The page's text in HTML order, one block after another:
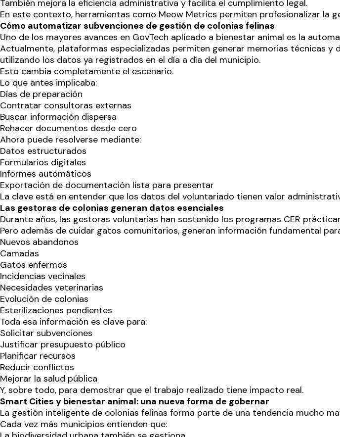
También mejora la eficiencia administrativa y facilita el cumplimiento legal.
En este contexto, herramientas como Meow Metrics permiten profesionalizar la
Cómo automatizar subvenciones de gestión de colonias felinas
Uno de los mayores avances en GovTech aplicado a bienestar animal es la
Actualmente, plataformas especializadas permiten generar memorias técnicas
utilizando los datos ya registrados en el día a día del municipio.
Esto cambia completamente el escenario.
Lo que antes implicaba:
Días de preparación
Contratar consultoras externas
Buscar información dispersa
Rehacer documentos desde cero
Ahora puede resolverse mediante:
Datos estructurados
Formularios digitales
Informes automáticos
Exportación de documentación lista para presentar
La clave está en entender que los datos del voluntariado tienen valor
Las gestoras de colonias generan datos esenciales
Durante años, las gestoras voluntarias han sostenido los programas CER
Pero además de cuidar gatos comunitarios, generan información fundamental
Nuevos abandonos
Camadas
Gatos enfermos
Incidencias vecinales
Necesidades veterinarias
Evolución de colonias
Esterilizaciones pendientes
Toda esa información es clave para:
Solicitar subvenciones
Justificar presupuesto público
Planificar recursos
Reducir conflictos
Mejorar la salud pública
Y, sobre todo, para demostrar que el trabajo realizado tiene impacto real.
Smart Cities y bienestar animal: una nueva forma de gobernar
La gestión inteligente de colonias felinas forma parte de una tendencia mucho
Cada vez más municipios entienden que: